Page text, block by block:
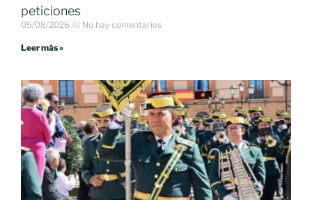
peticiones
05/08/2026 No hay comentarios
Leer más »